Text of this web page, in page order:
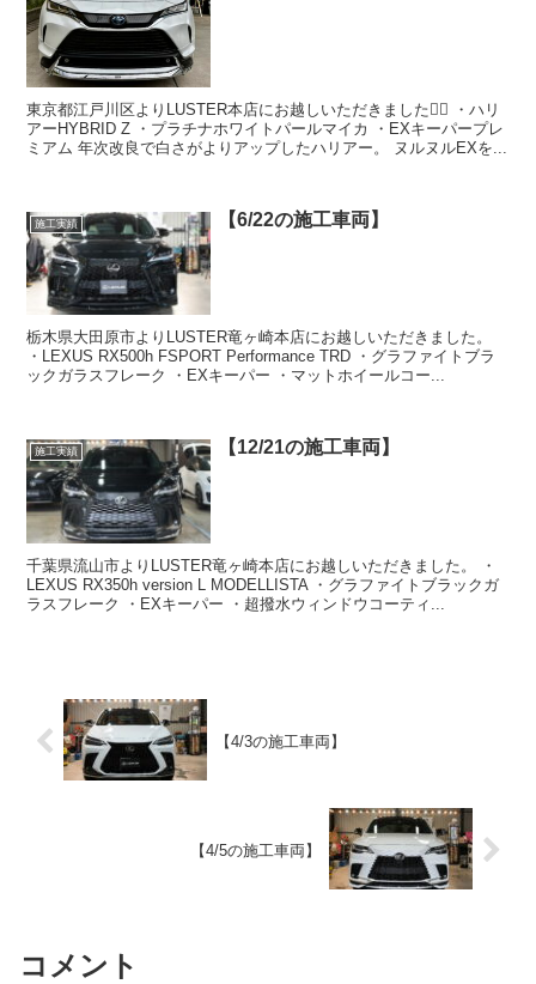
東京都江戸川区よりLUSTER本店にお越しいただきました🙇‍♂️ ・ハリ
アーHYBRID Z ・プラチナホワイトパールマイカ ・EXキーパープレ
ミアム 年次改良で白さがよりアップしたハリアー。 ヌルヌルEXを...
施工実績 【6/22の施工車両】
栃木県大田原市よりLUSTER竜ヶ崎本店にお越しいただきました。
・LEXUS RX500h FSPORT Performance TRD ・グラファイトブラ
ックガラスフレーク ・EXキーパー ・マットホイールコー...
施工実績 【12/21の施工車両】
千葉県流山市よりLUSTER竜ヶ崎本店にお越しいただきました。 ・
LEXUS RX350h version L MODELLISTA ・グラファイトブラックガ
ラスフレーク ・EXキーパー ・超撥水ウィンドウコーティ...
【4/3の施工車両】
【4/5の施工車両】
コメント